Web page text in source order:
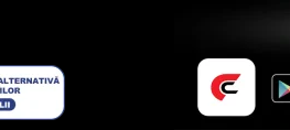
Plata securizata